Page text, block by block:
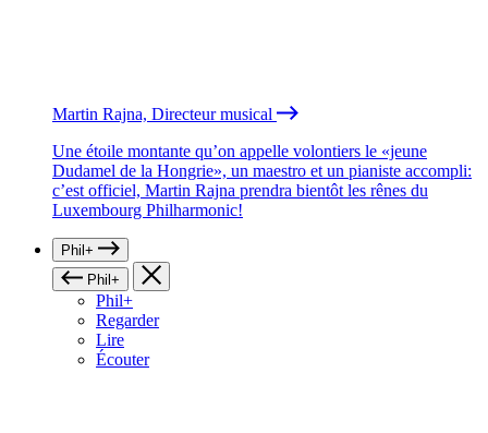
Martin Rajna, Directeur musical
Une étoile montante qu’on appelle volontiers le «jeune
Dudamel de la Hongrie», un maestro et un pianiste accompli:
c’est officiel, Martin Rajna prendra bientôt les rênes du
Luxembourg Philharmonic!
Phil+
Phil+
Phil+
Regarder
Lire
Écouter